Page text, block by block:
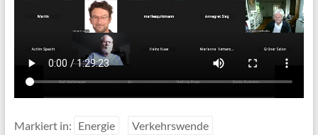
Markiert in: Energie Verkehrswende